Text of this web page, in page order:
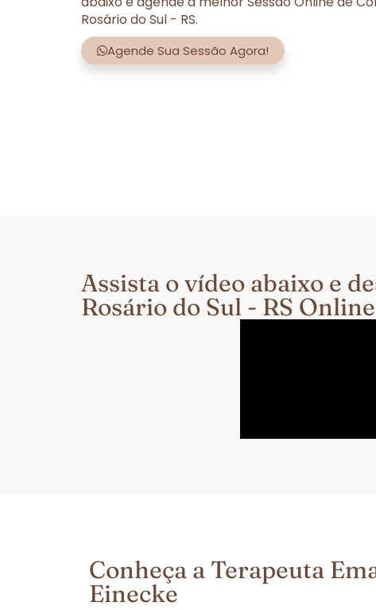
Rosário do Sul - RS.
Agende Sua Sessão Agora!
Assista o vídeo abaixo e
Rosário do Sul - RS
Conheça a Terapeuta
Einecke